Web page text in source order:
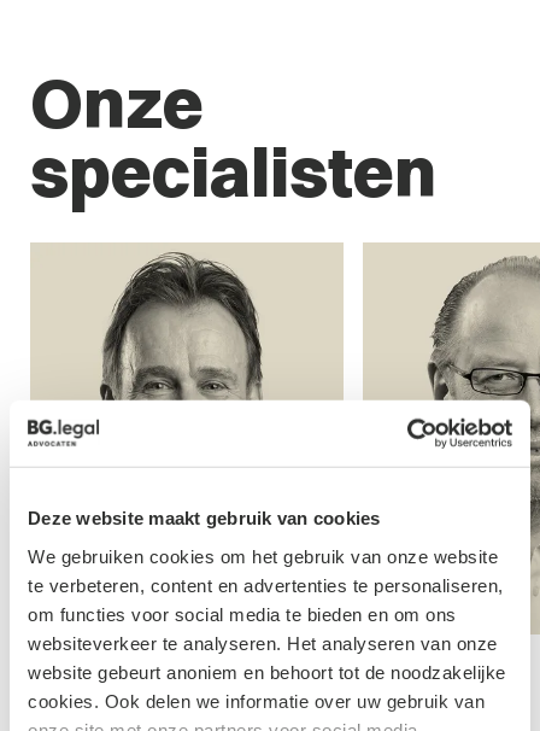
Deze website maakt gebruik van cookies
We gebruiken cookies om het gebruik van onze website
te verbeteren, content en advertenties te personaliseren,
om functies voor social media te bieden en om ons
websiteverkeer te analyseren. Het analyseren van onze
website gebeurt anoniem en behoort tot de noodzakelijke
cookies. Ook delen we informatie over uw gebruik van
Onze
specialisten
Rik Wevers